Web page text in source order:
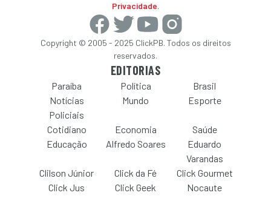
Privacidade.
Copyright © 2005 - 2025 ClickPB. Todos os direitos
reservados.
EDITORIAS
Paraíba Política
Brasil
Notícias
Policiais
Mundo Esporte
Cotidiano Economia
Saúde
Educação
Alfredo Soares
Eduardo
Varandas
Clilson Júnior
Click da Fé
Click Gourmet
Click Jus
Click Geek Nocaute